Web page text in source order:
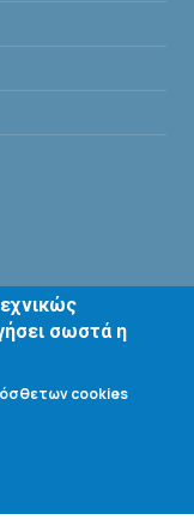
σωστά η
cookies